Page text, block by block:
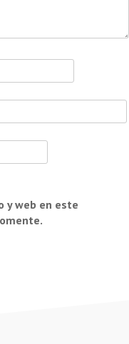
y web en este